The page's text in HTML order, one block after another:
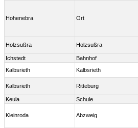
Hohenebra Ort
Holzsußra Holzsußra
Ichstedt
Bahnhof
Kalbsrieth
Kalbsrieth
Kalbsrieth Ritteburg
Keula
Schule
Kleinroda Abzweig